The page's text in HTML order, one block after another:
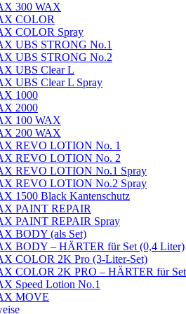
300 WAX
COLOR
COLOR Spray
UBS STRONG No.1
UBS STRONG No.2
UBS Clear L
UBS Clear L Spray
1000
2000
100 WAX
200 WAX
REVO LOTION No. 1
REVO LOTION No. 2
REVO LOTION No.1 Spray
REVO LOTION No.2 Spray
1500 Black Kantenschutz
PAINT REPAIR
PAINT REPAIR Spray
BODY (als Set)
BODY – HÄRTER für Set (0,4 Liter)
COLOR 2K Pro (3-Liter-Set)
COLOR 2K PRO – HÄRTER für
Speed Lotion No.1
MOVE